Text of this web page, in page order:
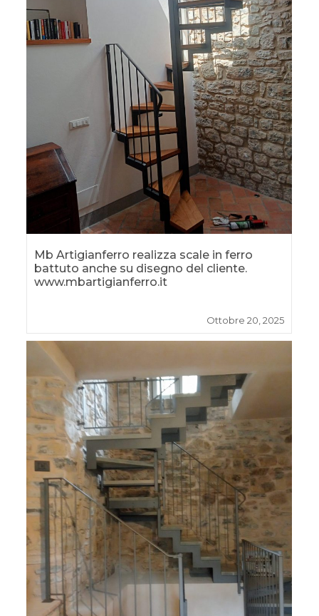
Mb Artigianferro realizza scale in ferro
battuto anche su disegno del cliente.
www.mbartigianferro.it
Ottobre 20, 2025